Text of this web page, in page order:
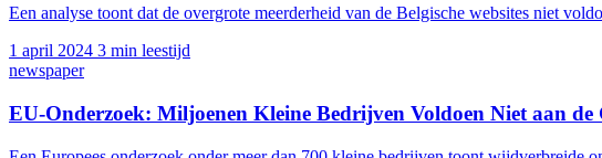
Een analyse toont dat de overgrote meerderheid van de Belgische websites niet
1 april 2024 3 min leestijd
newspaper
EU-Onderzoek: Miljoenen Kleine Bedrijven Voldoen Niet aan de